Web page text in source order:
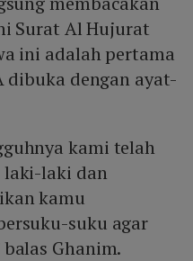
Surat Al Hujurat
ini adalah pertama
dibuka dengan ayat-
kami telah
laki-laki dan
kamu
suku agar
Ghanim.